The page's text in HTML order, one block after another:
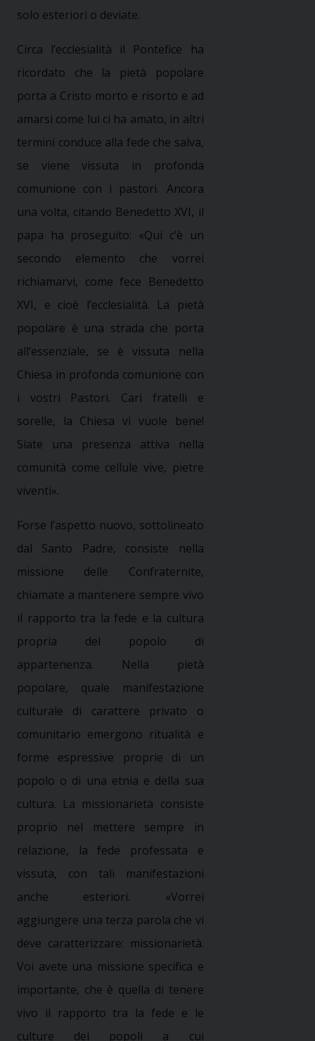
solo esteriori o deviate.
Circa l’ecclesialità il Pontefice ha
ricordato che la pietà popolare
porta a Cristo morto e risorto e ad
amarsi come lui ci ha amato, in altri
termini conduce alla fede che salva,
se viene vissuta in profonda
comunione con i pastori. Ancora
una volta, citando Benedetto XVI, il
papa ha proseguito: «Qui c’è un
secondo elemento che vorrei
richiamarvi, come fece Benedetto
XVI, e cioè l’ecclesialità. La pietà
popolare è una strada che porta
all’essenziale, se è vissuta nella
Chiesa in profonda comunione con
i vostri Pastori. Cari fratelli e
sorelle, la Chiesa vi vuole bene!
Siate una presenza attiva nella
comunità come cellule vive, pietre
viventi».
Forse l’aspetto nuovo, sottolineato
dal Santo Padre, consiste nella
missione delle Confraternite,
chiamate a mantenere sempre vivo
il rapporto tra la fede e la cultura
propria del popolo di
appartenenza. Nella pietà
popolare, quale manifestazione
culturale di carattere privato o
comunitario emergono ritualità e
forme espressive proprie di un
popolo o di una etnia e della sua
cultura. La missionarietà consiste
proprio nel mettere sempre in
relazione, la fede professata e
vissuta, con tali manifestazioni
anche esteriori. «Vorrei
aggiungere una terza parola che vi
deve caratterizzare: missionarietà.
Voi avete una missione specifica e
importante, che è quella di tenere
vivo il rapporto tra la fede e le
culture dei popoli a cui